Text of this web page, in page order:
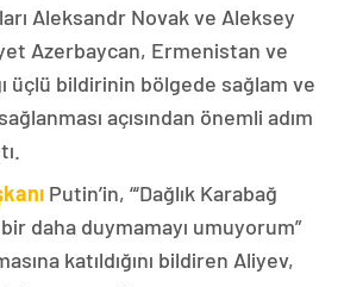
Aleksandr Novak ve Aleksey
Azerbaycan, Ermenistan ve
üçlü bildirinin bölgede sağlam ve
açısından önemli adım
Putin’in, “‘Dağlık Karabağ
daha duymamayı umuyorum”
katıldığını bildiren Aliyev,